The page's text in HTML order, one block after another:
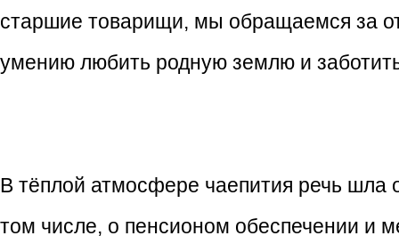
старшие товарищи, мы обращаемся за
умению любить родную землю и
В тёплой атмосфере чаепития речь шла
том числе, о пенсионом обеспечении и